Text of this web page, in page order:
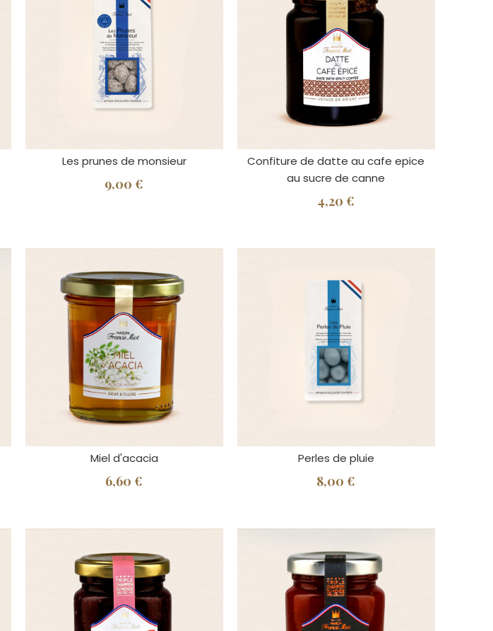
Les prunes de monsieur
9,00 €
Confiture de datte au cafe epice
au sucre de canne
4,20 €
Miel d'acacia
6,60 €
Perles de pluie
8,00 €